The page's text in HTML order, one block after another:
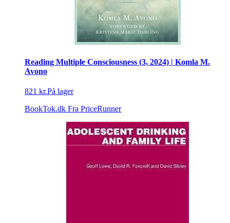
Reading Multiple Consciousness (3, 2024) | Komla M.
Avono
821 kr.På lager
BookTok.dk Fra PriceRunner